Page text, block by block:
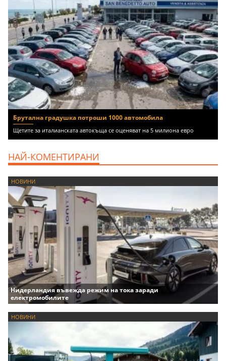
Брутална градушка потроши 1000 автомобила
Щетите за италианската автокъща се оценяват на 5 милиона евро
НАЙ-КОМЕНТИРАНИ
НОВИНИ
Нидерландия въвежда режим на тока заради
електромобилите
НОВИНИ